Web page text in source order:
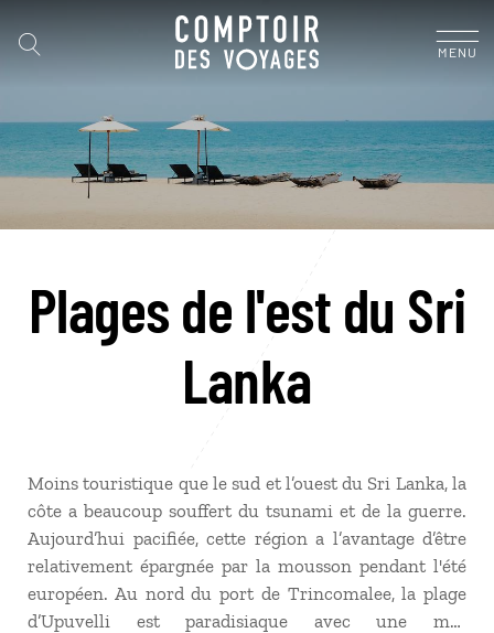
MENU
Plages de l'est du Sri
Lanka
Moins touristique que le sud et l’ouest du Sri Lanka, la
côte a beaucoup souffert du tsunami et de la guerre.
Aujourd’hui pacifiée, cette région a l’avantage d’être
relativement épargnée par la mousson pendant l'été
européen. Au nord du port de Trincomalee, la plage
d’Upuvelli est paradisiaque avec une mer